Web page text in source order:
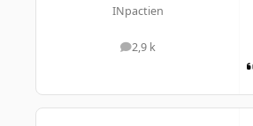
INpactien
2,9 k
messages